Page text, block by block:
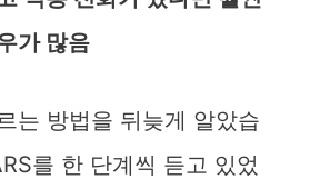
가 많음
는 방법을 뒤늦게 알았습
를 한 단계씩 듣고 있었